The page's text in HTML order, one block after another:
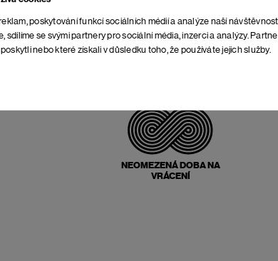
poskytování funkcí sociálních médií a analýze naší
sdílíme se svými partnery pro sociální média, inzerci a analýzy.
nebo které získali v důsledku toho, že používáte jejich služby.
NEOMEZENÁ DOBA NA
VRÁCENÍ